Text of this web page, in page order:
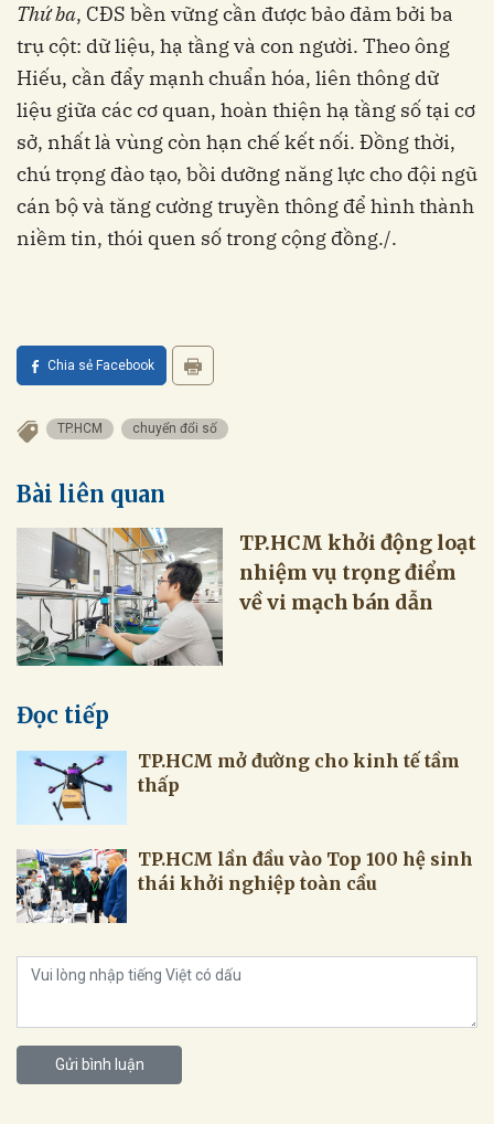
Thứ ba, CĐS bền vững cần được bảo đảm bởi ba
trụ cột: dữ liệu, hạ tầng và con người. Theo ông
Hiếu, cần đẩy mạnh chuẩn hóa, liên thông dữ
liệu giữa các cơ quan, hoàn thiện hạ tầng số tại cơ
sở, nhất là vùng còn hạn chế kết nối. Đồng thời,
chú trọng đào tạo, bồi dưỡng năng lực cho đội ngũ
cán bộ và tăng cường truyền thông để hình thành
niềm tin, thói quen số trong cộng đồng./.
Chia sẻ Facebook
TP.HCM chuyển đổi số
Bài liên quan
TP.HCM khởi động loạt
nhiệm vụ trọng điểm
về vi mạch bán dẫn
Đọc tiếp
TP.HCM mở đường cho kinh tế tầm
thấp
TP.HCM lần đầu vào Top 100 hệ sinh
thái khởi nghiệp toàn cầu
Gửi bình luận